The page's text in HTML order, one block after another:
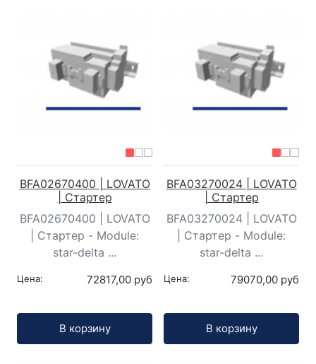
BFA02670400 | LOVATO
| Стартер
BFA02670400 | LOVATO
| Стартер - Module:
star-delta ...
Цена: 72817,00 руб
В корзину
BFA03270024 | LOVATO
| Стартер
BFA03270024 | LOVATO
| Стартер - Module:
star-delta ...
Цена: 79070,00 руб
В корзину